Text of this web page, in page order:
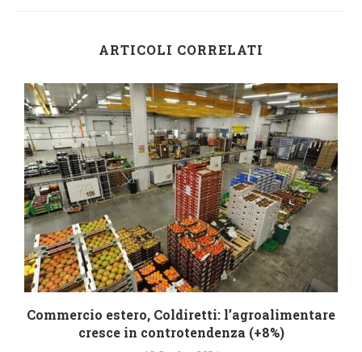
ARTICOLI CORRELATI
Commercio estero, Coldiretti: l’agroalimentare
cresce in controtendenza (+8%)